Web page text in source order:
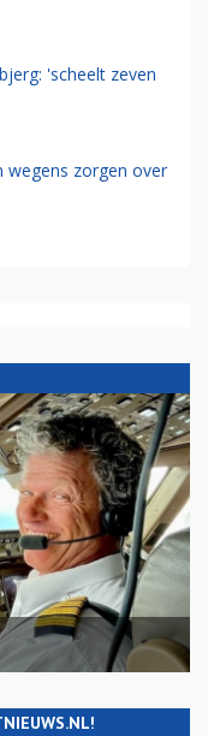
'scheelt zeven
wegens zorgen over